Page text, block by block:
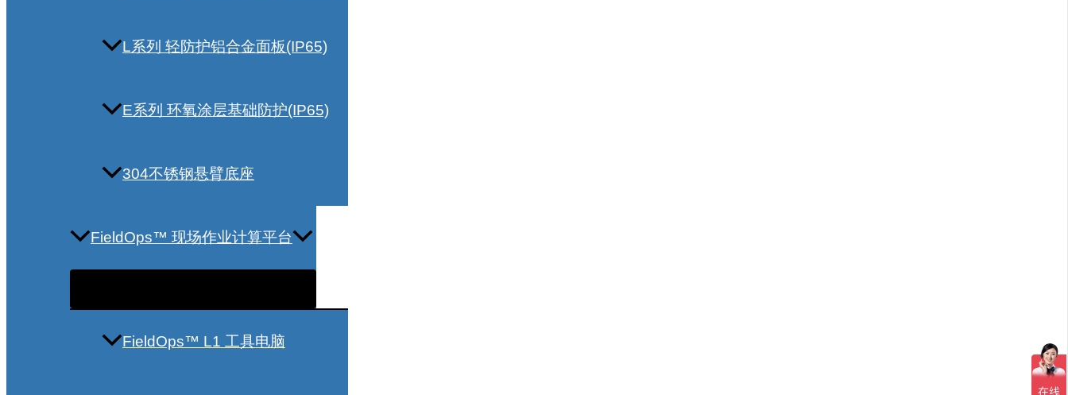
L系列 轻防护铝合金面板(IP65)
E系列 环氧涂层基础防护(IP65)
304不锈钢悬臂底座
FieldOps™ 现场作业计算平台
FieldOps™ L1 工具电脑